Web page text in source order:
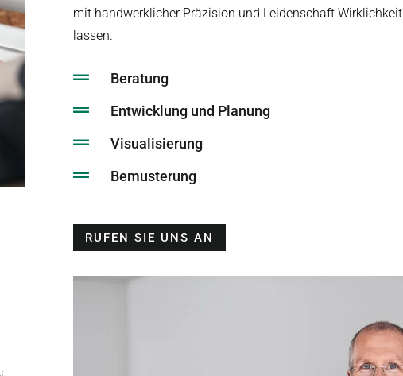
mit handwerklicher Präzision und Leidenschaft
lassen.

Beratung

Entwicklung und Planung

Visualisierung

Bemusterung
RUFEN SIE UNS AN